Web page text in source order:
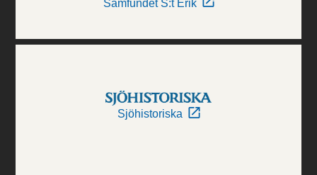
Samfundet S:t Erik
Sjöhistoriska